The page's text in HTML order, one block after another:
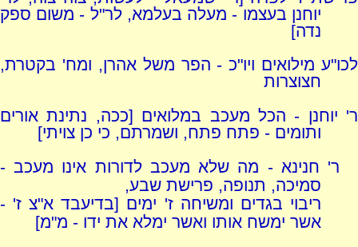
יוחנן בעצמו - מעלה בעלמא, לר"ל - משום ספק
נדה]
לכו"ע מילואים ויו"כ - הפר משל אהרן, ומח' בקטרת,
חצוצרות
ר' יוחנן - הכל מעכב במלואים [ככה, נתינת אורים
ותומים - פתח פתח, ושמרתם, כי כן צויתי]
ר' חנינא - מה שלא מעכב לדורות אינו מעכב -
סמיכה, תנופה, פרישת שבע,
ריבוי בגדים ומשיחה ז' ימים [בדיעבד א"צ ז' -
אשר ימשח אותו ואשר ימלא את ידו - מ"מ]